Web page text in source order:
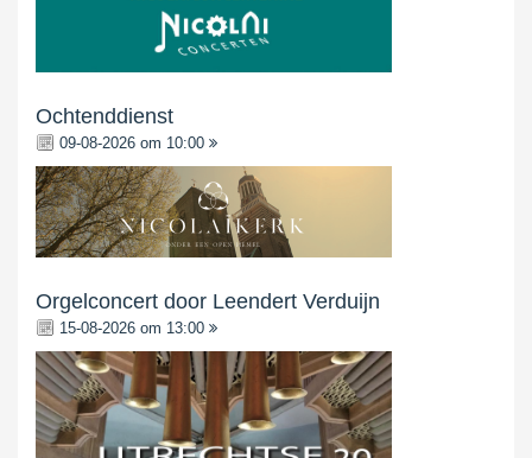
Ochtenddienst
09-08-2026 om 10:00
Orgelconcert door Leendert Verduijn
15-08-2026 om 13:00